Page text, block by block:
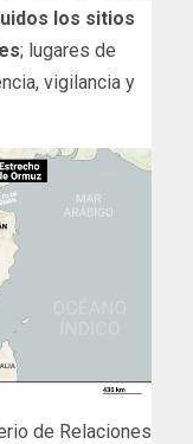
los sitios
; lugares de
vigilancia y
de Relaciones